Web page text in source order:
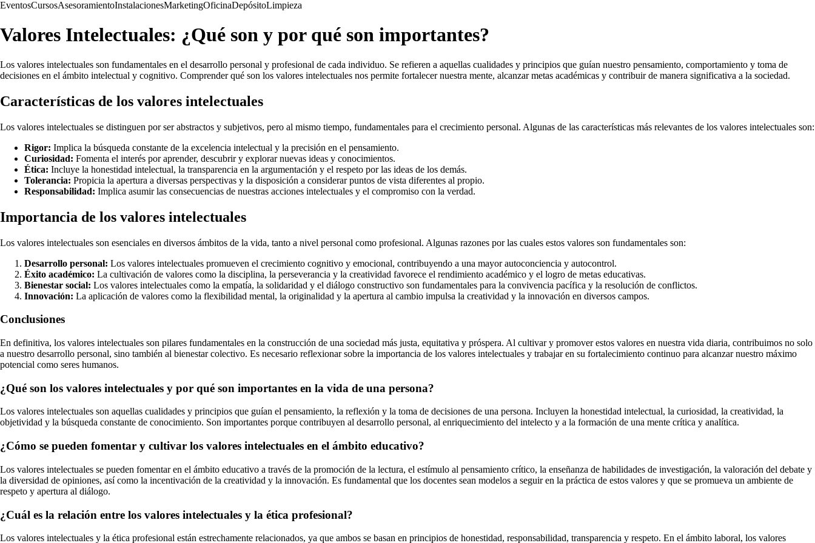
EventosCursosAsesoramientoInstalacionesMarketingOficinaDepósitoLimpieza
Valores Intelectuales: ¿Qué son y por qué son importantes?
Los valores intelectuales son fundamentales en el desarrollo personal y profesional de cada individuo. Se refieren a aquellas cualidades y principios que guían nuestro pensamiento, comportamiento y toma de
decisiones en el ámbito intelectual y cognitivo. Comprender qué son los valores intelectuales nos permite fortalecer nuestra mente, alcanzar metas académicas y contribuir de manera significativa a la sociedad.
Características de los valores intelectuales
Los valores intelectuales se distinguen por ser abstractos y subjetivos, pero al mismo tiempo, fundamentales para el crecimiento personal. Algunas de las características más relevantes de los valores intelectuales son:
Rigor: Implica la búsqueda constante de la excelencia intelectual y la precisión en el pensamiento.
Curiosidad: Fomenta el interés por aprender, descubrir y explorar nuevas ideas y conocimientos.
Ética: Incluye la honestidad intelectual, la transparencia en la argumentación y el respeto por las ideas de los demás.
Tolerancia: Propicia la apertura a diversas perspectivas y la disposición a considerar puntos de vista diferentes al propio.
Responsabilidad: Implica asumir las consecuencias de nuestras acciones intelectuales y el compromiso con la verdad.
Importancia de los valores intelectuales
Los valores intelectuales son esenciales en diversos ámbitos de la vida, tanto a nivel personal como profesional. Algunas razones por las cuales estos valores son fundamentales son:
Desarrollo personal: Los valores intelectuales promueven el crecimiento cognitivo y emocional, contribuyendo a una mayor autoconciencia y autocontrol.
Éxito académico: La cultivación de valores como la disciplina, la perseverancia y la creatividad favorece el rendimiento académico y el logro de metas educativas.
Bienestar social: Los valores intelectuales como la empatía, la solidaridad y el diálogo constructivo son fundamentales para la convivencia pacífica y la resolución de conflictos.
Innovación: La aplicación de valores como la flexibilidad mental, la originalidad y la apertura al cambio impulsa la creatividad y la innovación en diversos campos.
Conclusiones
En definitiva, los valores intelectuales son pilares fundamentales en la construcción de una sociedad más justa, equitativa y próspera. Al cultivar y promover estos valores en nuestra vida diaria, contribuimos no solo
a nuestro desarrollo personal, sino también al bienestar colectivo. Es necesario reflexionar sobre la importancia de los valores intelectuales y trabajar en su fortalecimiento continuo para alcanzar nuestro máximo
potencial como seres humanos.
¿Qué son los valores intelectuales y por qué son importantes en la vida de una persona?
Los valores intelectuales son aquellas cualidades y principios que guían el pensamiento, la reflexión y la toma de decisiones de una persona. Incluyen la honestidad intelectual, la curiosidad, la creatividad, la
objetividad y la búsqueda constante de conocimiento. Son importantes porque contribuyen al desarrollo personal, al enriquecimiento del intelecto y a la formación de una mente crítica y analítica.
¿Cómo se pueden fomentar y cultivar los valores intelectuales en el ámbito educativo?
Los valores intelectuales se pueden fomentar en el ámbito educativo a través de la promoción de la lectura, el estímulo al pensamiento crítico, la enseñanza de habilidades de investigación, la valoración del debate y
la diversidad de opiniones, así como la incentivación de la creatividad y la innovación. Es fundamental que los docentes sean modelos a seguir en la práctica de estos valores y que se promueva un ambiente de
respeto y apertura al diálogo.
¿Cuál es la relación entre los valores intelectuales y la ética profesional?
Los valores intelectuales y la ética profesional están estrechamente relacionados, ya que ambos se basan en principios de honestidad, responsabilidad, transparencia y respeto. En el ámbito laboral, los valores